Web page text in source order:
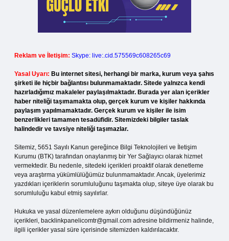
Reklam ve İletişim: Skype: live:.cid.575569c608265c69
Yasal Uyarı: Bu internet sitesi, herhangi bir marka, kurum veya şahıs
şirketi ile hiçbir bağlantısı bulunmamaktadır. Sitede yalnızca kendi
hazırladığımız makaleler paylaşılmaktadır. Burada yer alan içerikler
haber niteliği taşımamakta olup, gerçek kurum ve kişiler hakkında
paylaşım yapılmamaktadır. Gerçek kurum ve kişiler ile isim
benzerlikleri tamamen tesadüfidir. Sitemizdeki bilgiler taslak
halindedir ve tavsiye niteliği taşımazlar.
Sitemiz, 5651 Sayılı Kanun gereğince Bilgi Teknolojileri ve İletişim
Kurumu (BTK) tarafından onaylanmış bir Yer Sağlayıcı olarak hizmet
vermektedir. Bu nedenle, sitedeki içerikleri proaktif olarak denetleme
veya araştırma yükümlülüğümüz bulunmamaktadır. Ancak, üyelerimiz
yazdıkları içeriklerin sorumluluğunu taşımakta olup, siteye üye olarak bu
sorumluluğu kabul etmiş sayılırlar.
Hukuka ve yasal düzenlemelere aykırı olduğunu düşündüğünüz
içerikleri, backlinkpanelicomtr@gmail.com adresine bildirmeniz halinde,
ilgili içerikler yasal süre içerisinde sitemizden kaldırılacaktır.